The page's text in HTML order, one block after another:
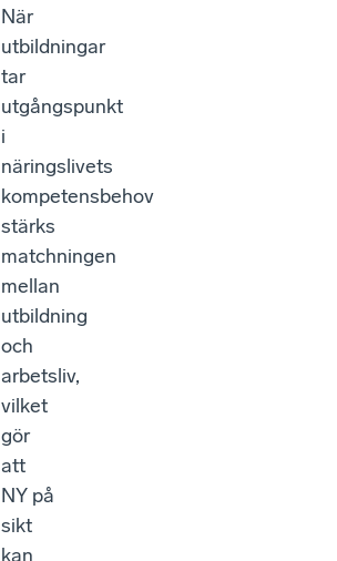
När
utbildningar
tar
utgångspunkt
i
näringslivets
kompetensbehov
stärks
matchningen
mellan
utbildning
och
arbetsliv,
vilket
gör
att
NY på
sikt
kan